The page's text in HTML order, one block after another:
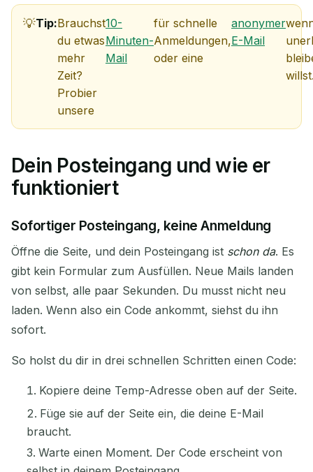
Warten auf eingehende E-Mails...
Aktualisieren
Tip:Brauchst
du etwas
mehr
Zeit?
Probier
unsere
10-
Minuten-
Mail
für schnelle
Anmeldungen,
oder eine
anonymer
E-Mail
Dein Posteingang und wie er
funktioniert
Sofortiger Posteingang, keine Anmeldung
Öffne die Seite, und dein Posteingang ist schon da. Es
gibt kein Formular zum Ausfüllen. Neue Mails landen
von selbst, alle paar Sekunden. Du musst nicht neu
laden. Wenn also ein Code ankommt, siehst du ihn
sofort.
So holst du dir in drei schnellen Schritten einen Code:
Kopiere deine Temp-Adresse oben auf der Seite.
Füge sie auf der Seite ein, die deine E-Mail
braucht.
Warte einen Moment. Der Code erscheint von